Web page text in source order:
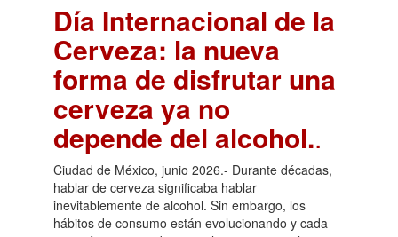
Día Internacional de la
Cerveza: la nueva
forma de disfrutar una
cerveza ya no
depende del alcohol..
Ciudad de México, junio 2026.- Durante décadas,
hablar de cerveza significaba hablar
inevitablemente de alcohol. Sin embargo, los
hábitos de consumo están evolucionando y cada